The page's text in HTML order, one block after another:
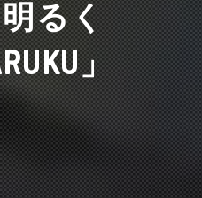
るく
」